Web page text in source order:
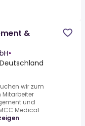
&
•
wir zum
und
Medical